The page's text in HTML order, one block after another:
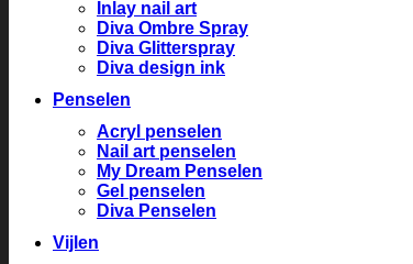
Inlay nail art
Diva Ombre Spray
Diva Glitterspray
Diva design ink
Penselen
Acryl penselen
Nail art penselen
My Dream Penselen
Gel penselen
Diva Penselen
Vijlen